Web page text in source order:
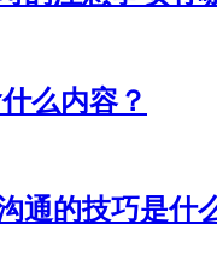
么内容？
通的技巧是什